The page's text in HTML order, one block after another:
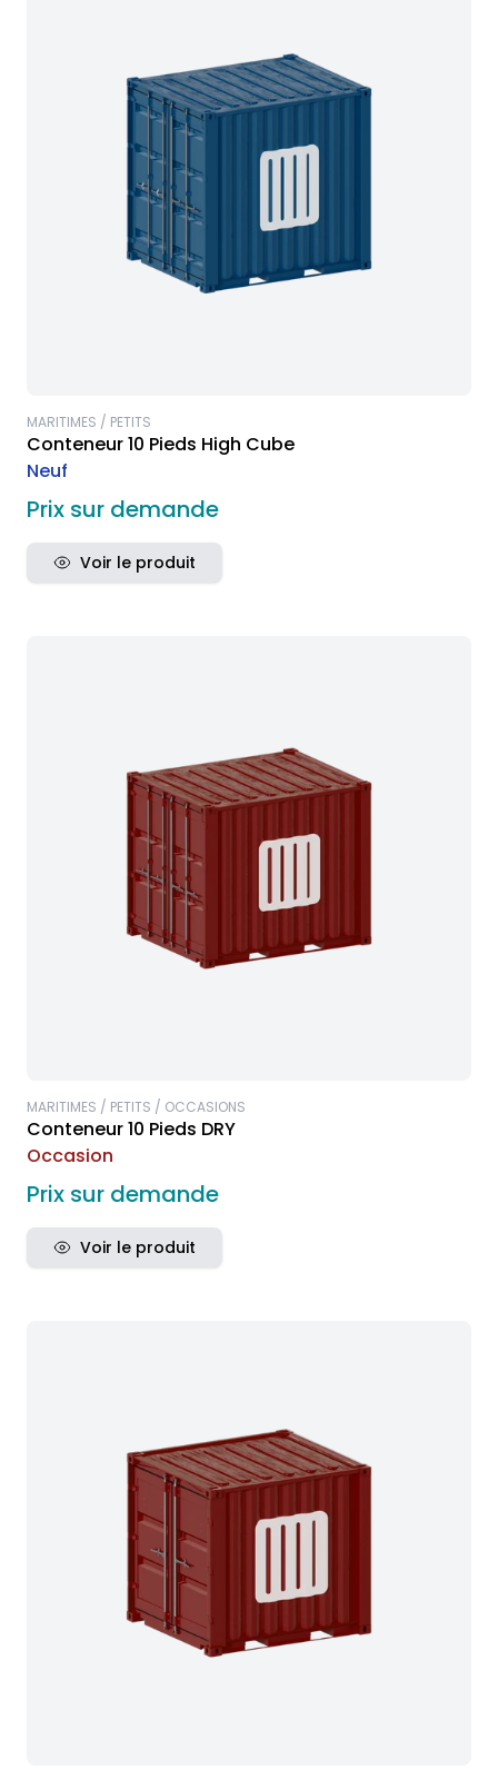
MARITIMES / PETITS
Conteneur 10 Pieds High Cube
Neuf
Prix sur demande
Voir le produit
MARITIMES / PETITS / OCCASIONS
Conteneur 10 Pieds DRY
Occasion
Prix sur demande
Voir le produit